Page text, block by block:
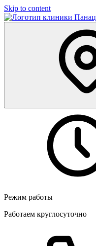
Skip to content
Режим работы
Работаем круглосуточно